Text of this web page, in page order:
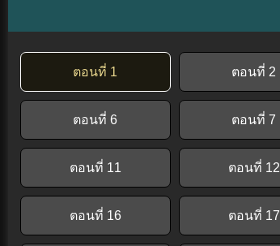
ตอนที่ 1 ตอนที่ 2
ตอนที่ 6 ตอนที่ 7
ตอนที่ 11 ตอนที่ 12
ตอนที่ 16 ตอนที่ 17